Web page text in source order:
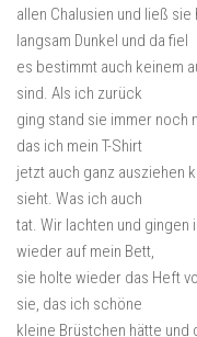
allen Chalusien und ließ
langsam Dunkel und da fiel
es bestimmt auch keinem
sind. Als ich zurück
ging stand sie immer noch
das ich mein T-Shirt
jetzt auch ganz ausziehen
sieht. Was ich auch
tat. Wir lachten und gingen
wieder auf mein Bett,
sie holte wieder das Heft
sie, das ich schöne
kleine Brüstchen hätte